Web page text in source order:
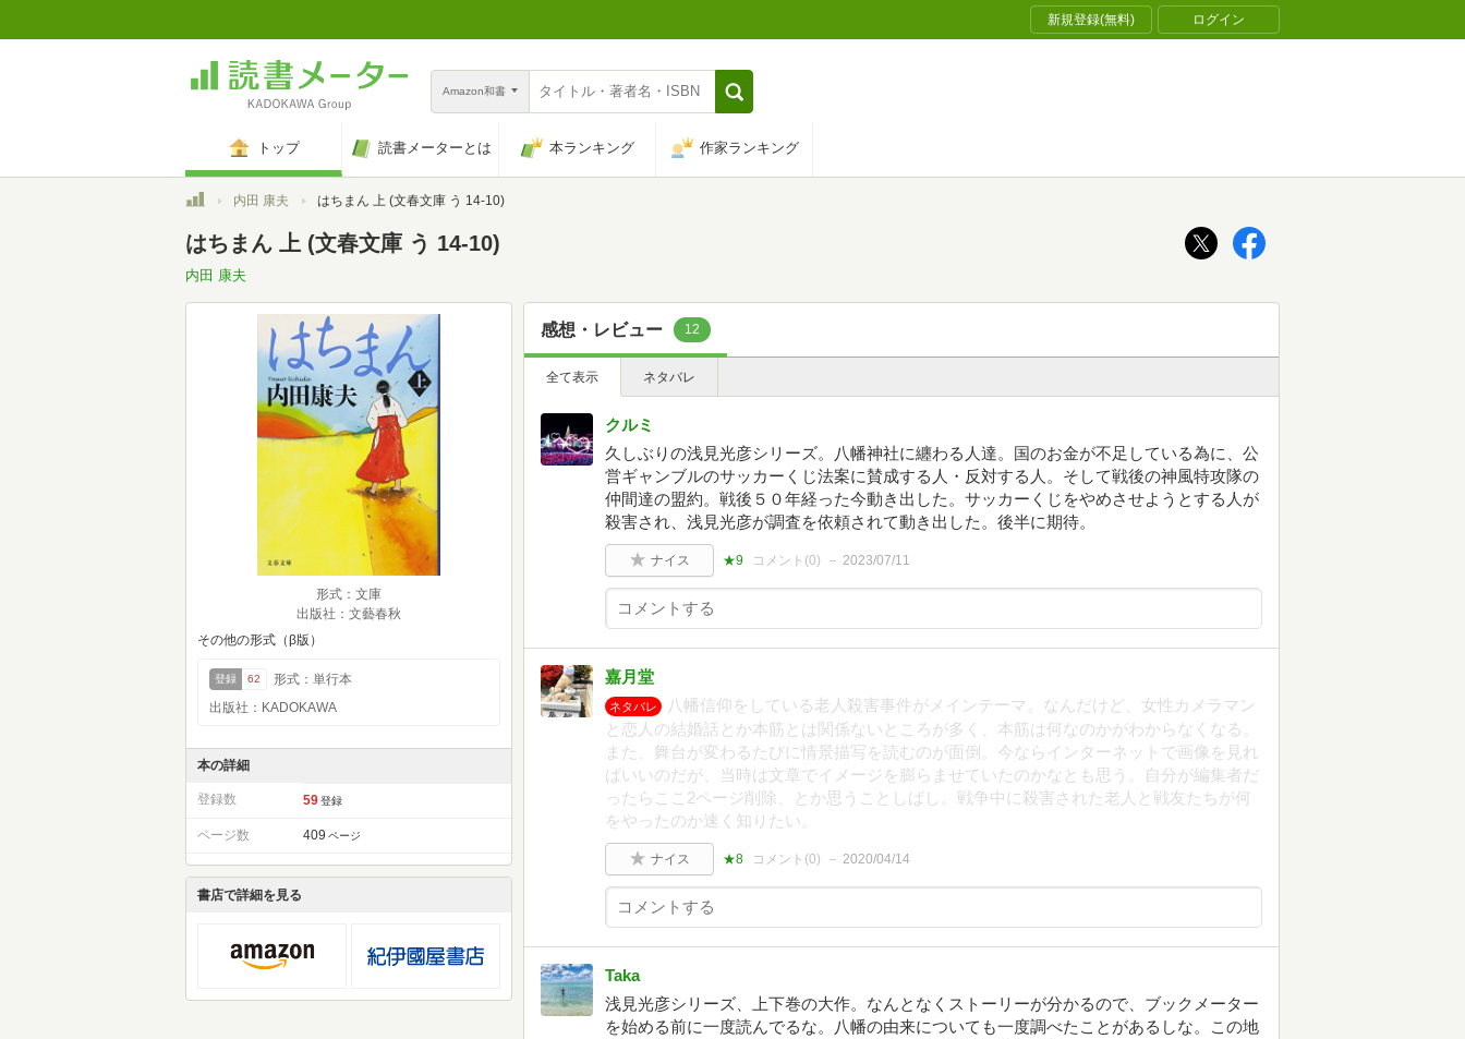
新規登録(無料) ログイン
Amazon和書
トップ 読書メーターとは 本ランキング 作家ランキング
トップ内田 康夫 はちまん 上 (文春文庫 う 14-10)
はちまん 上 (文春文庫 う 14-10)
内田 康夫
形式：文庫
出版社：文藝春秋
その他の形式（β版）
登録 62
形式：単行本
出版社：KADOKAWA
本の詳細
登録数 59 登録
ページ数 409 ページ
書店で詳細を見る
感想・レビュー 12
全て表示 ネタバレ
クルミ
久しぶりの浅見光彦シリーズ。八幡神社に纏わる人達。国のお金が不足している為に、公
営ギャンブルのサッカーくじ法案に賛成する人・反対する人。そして戦後の神風特攻隊の
仲間達の盟約。戦後５０年経った今動き出した。サッカーくじをやめさせようとする人が
殺害され、浅見光彦が調査を依頼されて動き出した。後半に期待。
ナイス ★9 コメント(0) 2023/07/11
嘉月堂
ネタバレ
八幡信仰をしている老人殺害事件がメインテーマ。なんだけど、女性カメラマン
と恋人の結婚話とか本筋とは関係ないところが多く、本筋は何なのかがわからなくなる。
また、舞台が変わるたびに情景描写を読むのが面倒。今ならインターネットで画像を見れ
ばいいのだが、当時は文章でイメージを膨らませていたのかなとも思う。自分が編集者だ
ったらここ2ページ削除、とか思うことしばし。戦争中に殺害された老人と戦友たちが何
をやったのか速く知りたい。
ナイス ★8 コメント(0) 2020/04/14
Taka
浅見光彦シリーズ、上下巻の大作。なんとなくストーリーが分かるので、ブックメーター
を始める前に一度読んでるな。八幡の由来についても一度調べたことがあるしな。この地